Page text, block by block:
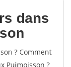
dans
? Comment
Puimoisson ?